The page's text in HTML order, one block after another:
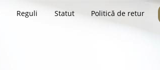
Reguli Statut Politică de retur